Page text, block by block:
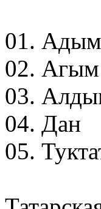
01. Адым
02. Агым
03.
04. Дан
05.